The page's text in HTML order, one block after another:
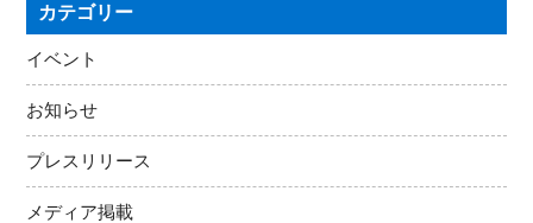
カテゴリー
イベント
お知らせ
プレスリリース
メディア掲載